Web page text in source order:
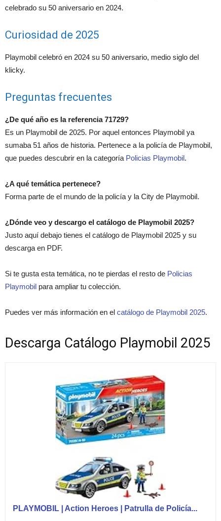
celebrado su 50 aniversario en 2024.
Curiosidad de 2025
Playmobil celebró en 2024 su 50 aniversario, medio siglo del
klicky.
Preguntas frecuentes
¿De qué año es la referencia 71729?
Es un Playmobil de 2025. Por aquel entonces Playmobil ya
sumaba 51 años de historia. Pertenece a la policía de Playmobil,
que puedes descubrir en la categoría Policias Playmobil.
¿A qué temática pertenece?
Forma parte de el mundo de la policía y la City de Playmobil.
¿Dónde veo y descargo el catálogo de Playmobil 2025?
Justo aquí debajo tienes el catálogo de Playmobil 2025 y su
descarga en PDF.
Si te gusta esta temática, no te pierdas el resto de Policias
Playmobil para ampliar tu colección.
Puedes ver más información en el catálogo de Playmobil 2025.
Descarga Catálogo Playmobil 2025
PLAYMOBIL | Action Heroes | Patrulla de Policía...